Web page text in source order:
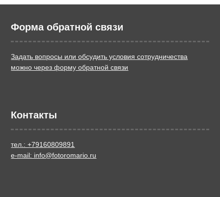
Форма обратной связи
Задать вопросы или обсудить условия сотрудничества
можно через форму обратной связи
Контакты
тел.: +79160809891
e-mail: info@fotoromario.ru